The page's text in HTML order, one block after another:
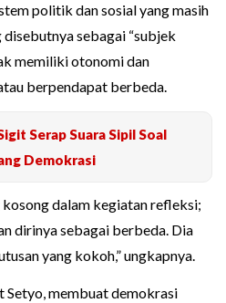
politik dan sosial yang masih
sebagai “subjek
memiliki otonomi dan
berpendapat berbeda.
Serap Suara Sipil Soal
Demokrasi
dalam kegiatan refleksi;
dirinya sebagai berbeda. Dia
yang kokoh,” ungkapnya.
Setyo, membuat demokrasi